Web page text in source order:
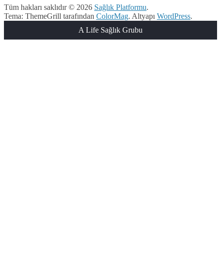
Tüm hakları saklıdır © 2026 Sağlık Platformu.
Tema: ThemeGrill tarafından ColorMag. Altyapı WordPress.
A Life Sağlık Grubu